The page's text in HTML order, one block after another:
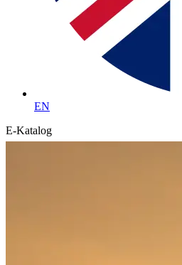
EN
E-Katalog